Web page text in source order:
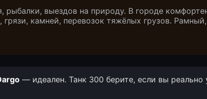
рыбалки, выездов на природу. В городе
грязи, камней, перевозок тяжёлых грузов.
— идеален. Танк 300 берите, если вы